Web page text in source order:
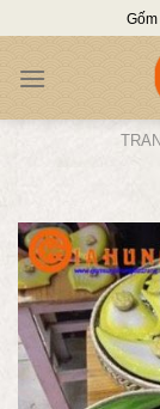
content